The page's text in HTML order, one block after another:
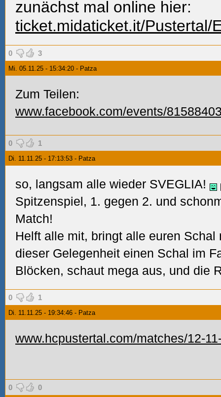
zunächst mal online hier:
ticket.midaticket.it/Pustertal/
0 3
Mi. 05.11.25 - 15:34:20 - Patza
Zum Teilen:
www.facebook.com/events/
0 1
Di. 11.11.25 - 17:13:53 - Patza
so, langsam alle wieder SVEGLIA!
Spitzenspiel, 1. gegen 2. und
Match!
Helft alle mit, bringt alle euren
dieser Gelegenheit einen Schal im
Blöcken, schaut mega aus, und die
0 1
Di. 11.11.25 - 19:34:46 - Patza
www.hcpustertal.com/matches/12-
0 0